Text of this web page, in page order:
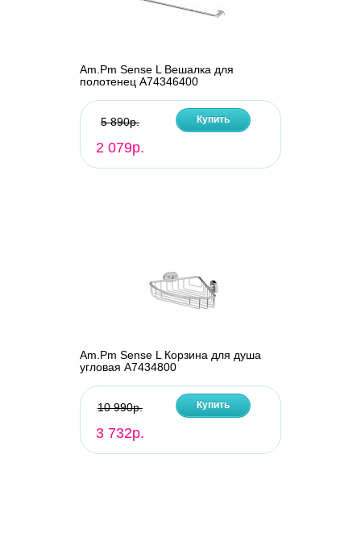
Am.Pm Sense L Вешалка для
полотенец A74346400
5 890р.
2 079р.
Купить
Am.Pm Sense L Корзина для душа
угловая A7434800
10 990р.
3 732р.
Купить